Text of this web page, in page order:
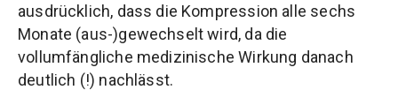
ausdrücklich, dass die Kompression alle sechs
Monate (aus-)gewechselt wird, da die
vollumfängliche medizinische Wirkung danach
deutlich (!) nachlässt.